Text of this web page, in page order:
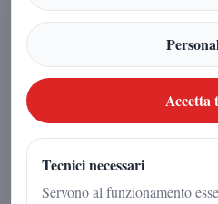
Candidato e
determinante
12 febbraio 2026
Accetta
Tecnici necessari
Servono al funzionamento